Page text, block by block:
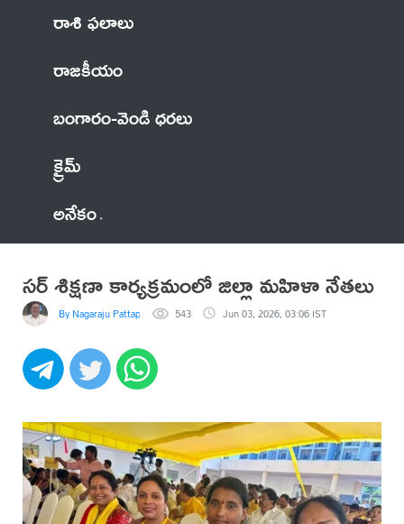
రాశి ఫలాలు
రాజకీయం
బంగారం-వెండి ధరలు
క్రైమ్
అనేకం
సర్ శిక్షణా కార్యక్రమంలో జిల్లా మహిళా నేతలు
By Nagaraju Pattapalli 543 Jun 03, 2026, 03:06 IST